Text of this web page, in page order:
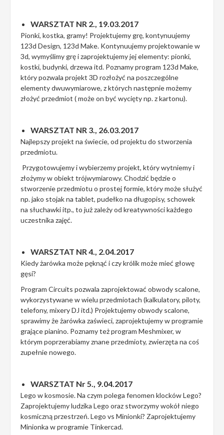
WARSZTAT NR 2., 19.03.2017
Pionki, kostka, gramy! Projektujemy grę, kontynuujemy
123d Design, 123d Make. Kontynuujemy projektowanie w
3d, wymyślimy grę i zaprojektujemy jej elementy: pionki,
kostki, budynki, drzewa itd. Poznamy program 123d Make,
który pozwala projekt 3D rozłożyć na poszczególne
elementy dwuwymiarowe, z których następnie możemy
złożyć przedmiot ( może on być wycięty np. z kartonu).
WARSZTAT NR 3., 26.03.2017
Najlepszy projekt na świecie, od projektu do stworzenia
przedmiotu.
Przygotowujemy i wybierzemy projekt, który wytniemy i
złożymy w obiekt trójwymiarowy. Chodzić będzie o
stworzenie przedmiotu o prostej formie, który może służyć
np. jako stojak na tablet, pudełko na długopisy, schowek
na słuchawki itp., to już zależy od kreatywności każdego
uczestnika zajęć.
WARSZTAT NR 4., 2.04.2017
Kiedy żarówka może pęknąć i czy królik może mieć głowę
gęsi?
Program Circuits pozwala zaprojektować obwody scalone,
wykorzystywane w wielu przedmiotach (kalkulatory, piloty,
telefony, mixery DJ itd.) Projektujemy obwody scalone,
sprawimy że żarówka zaświeci, zaprojektujemy w programie
grające pianino. Poznamy też program Meshmixer, w
którym poprzerabiamy znane przedmioty, zwierzęta na coś
zupełnie nowego.
WARSZTAT Nr 5., 9.04.2017
Lego w kosmosie. Na czym polega fenomen klocków Lego?
Zaprojektujemy ludzika Lego oraz stworzymy wokół niego
kosmiczną przestrzeń. Lego vs Minionki? Zaprojektujemy
Minionka w programie Tinkercad.